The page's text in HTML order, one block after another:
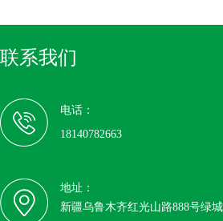
联系我们
电话：
18140782663
地址：
新疆乌鲁木齐红光山路888号绿